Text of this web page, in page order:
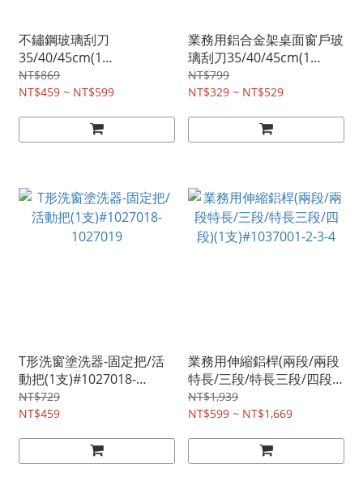
不鏽鋼玻璃刮刀
35/40/45cm(1
支)#1027003-5-7
NT$869
NT$459 ~ NT$599
業務用鋁合金架桌面窗戶玻
璃刮刀35/40/45cm(1
支)#1027024-1-3
NT$799
NT$329 ~ NT$529
T形洗窗塗洗器-固定把/活
動把(1支)#1027018-
1027019
NT$729
NT$459
業務用伸縮鋁桿(兩段/兩段
特長/三段/特長三段/四段)
(1支)#1037001-2-3-4
NT$1,939
NT$599 ~ NT$1,669